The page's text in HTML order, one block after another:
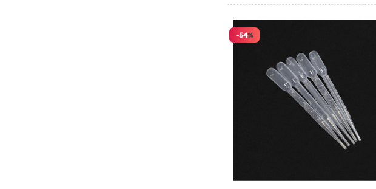
-54%